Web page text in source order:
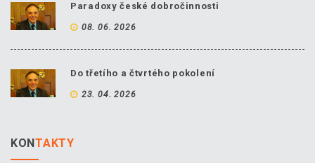
Paradoxy české dobročinnosti
08. 06. 2026
Do třetího a čtvrtého pokolení
23. 04. 2026
KONTAKTY